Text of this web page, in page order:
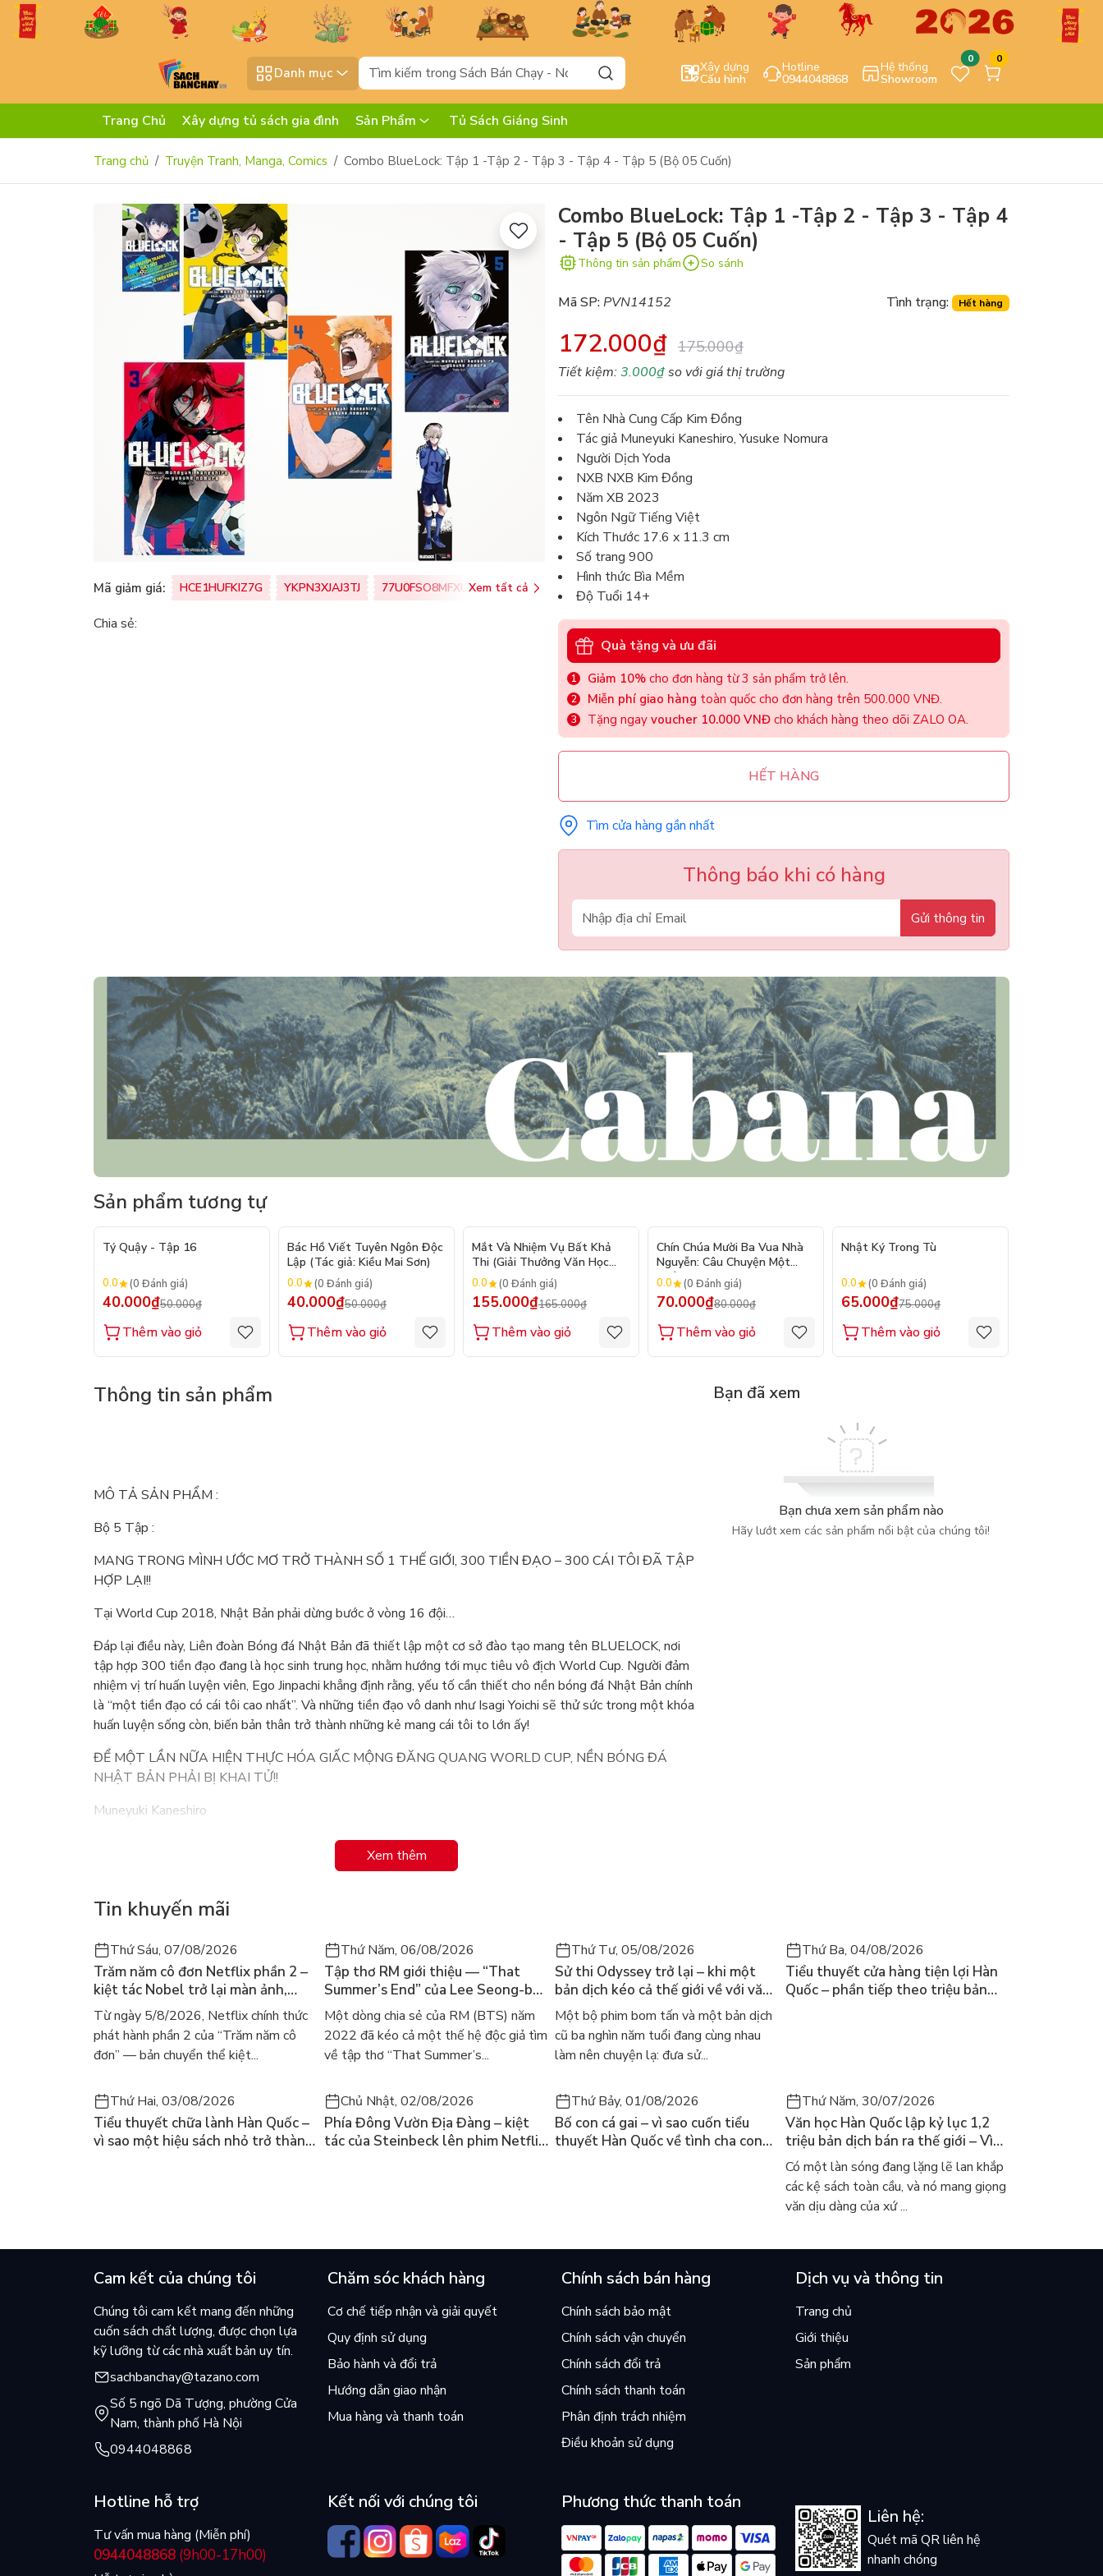
Danh mục Xây dựng
Cấu hình
Hotline
0944048868
Hệ thống
Showroom
0 0
Trang Chủ Xây dựng tủ sách gia đình Sản Phẩm Tủ Sách Giáng Sinh
Trang chủ Truyện Tranh, Manga, Comics Combo BlueLock: Tập 1 -Tập 2 - Tập 3 - Tập 4 - Tập 5 (Bộ 05 Cuốn)
Mã giảm giá: HCE1HUFKIZ7G YKPN3XJAJ3TJ 77U0FSO8MFXU Xem tất cả
Chia sẻ:
Combo BlueLock: Tập 1 -Tập 2 - Tập 3 - Tập 4
- Tập 5 (Bộ 05 Cuốn)
Thông tin sản phẩm So sánh
Mã SP:PVN14152 Tình trạng: Hết hàng
172.000₫ 175.000₫
Tiết kiệm:3.000₫so với giá thị trường
Tên Nhà Cung Cấp Kim Đồng
Tác giả Muneyuki Kaneshiro, Yusuke Nomura
Người Dịch Yoda
NXB NXB Kim Đồng
Năm XB 2023
Ngôn Ngữ Tiếng Việt
Kích Thước 17.6 x 11.3 cm
Số trang 900
Hình thức Bìa Mềm
Độ Tuổi 14+
Quà tặng và ưu đãi
Giảm 10% cho đơn hàng từ 3 sản phẩm trở lên.
Miễn phí giao hàng toàn quốc cho đơn hàng trên 500.000 VNĐ.
Tặng ngay voucher 10.000 VNĐ cho khách hàng theo dõi ZALO OA.
HẾT HÀNG
Tìm cửa hàng gần nhất
Thông báo khi có hàng
Gửi thông tin
Sản phẩm tương tự
Tý Quậy - Tập 16
0.0 (0 Đánh giá)
40.000₫50.000₫
Thêm vào giỏ
- 20%
Bác Hồ Viết Tuyên Ngôn Độc
Lập (Tác giả: Kiều Mai Sơn)
0.0 (0 Đánh giá)
40.000₫50.000₫
Thêm vào giỏ
- 6%
Mắt Và Nhiệm Vụ Bất Khả
Thi (Giải Thưởng Văn Học
Newbery Medal 2024)
0.0 (0 Đánh giá)
155.000₫165.000₫
Thêm vào giỏ
- 12%
Chín Chúa Mười Ba Vua Nhà
Nguyễn: Câu Chuyện Một
Triều Đại
0.0 (0 Đánh giá)
70.000₫80.000₫
Thêm vào giỏ
Nhật Ký Trong Tù
0.0 (0 Đánh giá)
65.000₫75.000₫
Thêm vào giỏ
Thông tin sản phẩm
MÔ TẢ SẢN PHẨM :
Bộ 5 Tập :
MANG TRONG MÌNH ƯỚC MƠ TRỞ THÀNH SỐ 1 THẾ GIỚI, 300 TIỀN ĐẠO – 300 CÁI TÔI ĐÃ TẬP
HỢP LẠI!!
Tại World Cup 2018, Nhật Bản phải dừng bước ở vòng 16 đội…
Đáp lại điều này, Liên đoàn Bóng đá Nhật Bản đã thiết lập một cơ sở đào tạo mang tên BLUELOCK, nơi
tập hợp 300 tiền đạo đang là học sinh trung học, nhằm hướng tới mục tiêu vô địch World Cup. Người đảm
nhiệm vị trí huấn luyện viên, Ego Jinpachi khẳng định rằng, yếu tố cần thiết cho nền bóng đá Nhật Bản chính
là “một tiền đạo có cái tôi cao nhất”. Và những tiền đạo vô danh như Isagi Yoichi sẽ thử sức trong một khóa
huấn luyện sống còn, biến bản thân trở thành những kẻ mang cái tôi to lớn ấy!
ĐỂ MỘT LẦN NỮA HIỆN THỰC HÓA GIẤC MỘNG ĐĂNG QUANG WORLD CUP, NỀN BÓNG ĐÁ
NHẬT BẢN PHẢI BỊ KHAI TỬ!!
Muneyuki Kaneshiro
“Tôi rất thích bóng đá và cực kì yêu truyện tranh. Chính những suy tưởng ấy đã cho ra đời tác phẩm này. Rất
mong các bạn sẽ đón nhận đứa con tinh thần của tôi.”
Yusuke Nomura
về bóng đá đều có thể thưởng thức bộ truyện này.”
Xem thêm
Bạn đã xem
Bạn chưa xem sản phẩm nào
Hãy lướt xem các sản phẩm nổi bật của chúng tôi!
Tin khuyến mãi
Thứ Sáu, 07/08/2026
Trăm năm cô đơn Netflix phần 2 –
kiệt tác Nobel trở lại màn ảnh,
dòng người tìm đọc lại García
Márquez
Từ ngày 5/8/2026, Netflix chính thức
phát hành phần 2 của “Trăm năm cô
đơn” — bản chuyển thể kiệt...
Thứ Năm, 06/08/2026
Tập thơ RM giới thiệu — “That
Summer’s End” của Lee Seong-bok
ra mắt bản tiếng Anh sau 4 năm
gây sốt
Một dòng chia sẻ của RM (BTS) năm
2022 đã kéo cả một thế hệ độc giả tìm
về tập thơ “That Summer’s...
Thứ Tư, 05/08/2026
Sử thi Odyssey trở lại – khi một
bản dịch kéo cả thế giới về với văn
học kinh điển
Một bộ phim bom tấn và một bản dịch
cũ ba nghìn năm tuổi đang cùng nhau
làm nên chuyện lạ: đưa sử...
Thứ Ba, 04/08/2026
Tiểu thuyết cửa hàng tiện lợi Hàn
Quốc – phần tiếp theo triệu bản
Thứ Hai, 03/08/2026
Tiểu thuyết chữa lành Hàn Quốc –
vì sao một hiệu sách nhỏ trở thành
Chủ Nhật, 02/08/2026
Phía Đông Vườn Địa Đàng – kiệt
tác của Steinbeck lên phim Netflix
Thứ Bảy, 01/08/2026
Bố con cá gai – vì sao cuốn tiểu
thuyết Hàn Quốc về tình cha con
Thứ Năm, 30/07/2026
Văn học Hàn Quốc lập kỷ lục 1,2
triệu bản dịch bán ra thế giới – Vì
sao cả thế giới đang đọc sách Hàn?
Có một làn sóng đang lặng lẽ lan khắp
các kệ sách toàn cầu, và nó mang giọng
văn dịu dàng của xứ ...
Cam kết của chúng tôi
Chúng tôi cam kết mang đến những
cuốn sách chất lượng, được chọn lựa
kỹ lưỡng từ các nhà xuất bản uy tín.
sachbanchay@tazano.com
Số 5 ngõ Dã Tượng, phường Cửa
Nam, thành phố Hà Nội
0944048868
Chăm sóc khách hàng
Cơ chế tiếp nhận và giải quyết
Quy định sử dụng
Bảo hành và đổi trả
Hướng dẫn giao nhận
Mua hàng và thanh toán
Chính sách bán hàng
Chính sách bảo mật
Chính sách vận chuyển
Chính sách đổi trả
Chính sách thanh toán
Phân định trách nhiệm
Điều khoản sử dụng
Dịch vụ và thông tin
Trang chủ
Giới thiệu
Sản phẩm
Hotline hỗ trợ
Tư vấn mua hàng (Miễn phí)
0944048868 (9h00-17h00)
Kết nối với chúng tôi Phương thức thanh toán
Liên hệ:
Quét mã QR liên hệ
nhanh chóng